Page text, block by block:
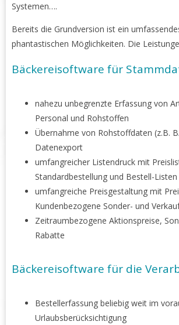
Systemen….
Bereits die Grundversion ist ein
phantastischen Möglichkeiten. Die
Bäckereisoftware für
nahezu unbegrenzte Erfassung von
Personal und Rohstoffen
Übernahme von Rohstoffdaten (z.B.
Datenexport
umfangreicher Listendruck mit
Standardbestellung und Bestell-Listen
umfangreiche Preisgestaltung mit
Kundenbezogene Sonder- und
Zeitraumbezogene Aktionspreise,
Rabatte
Bäckereisoftware für die
Bestellerfassung beliebig weit im
Urlaubsberücksichtigung